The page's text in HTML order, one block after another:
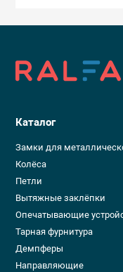
Каталог
Замки для
Колёса
Петли
Вытяжные заклёпки
Опечатывающие
Тарная фурнитура
Демпферы
Направляющие